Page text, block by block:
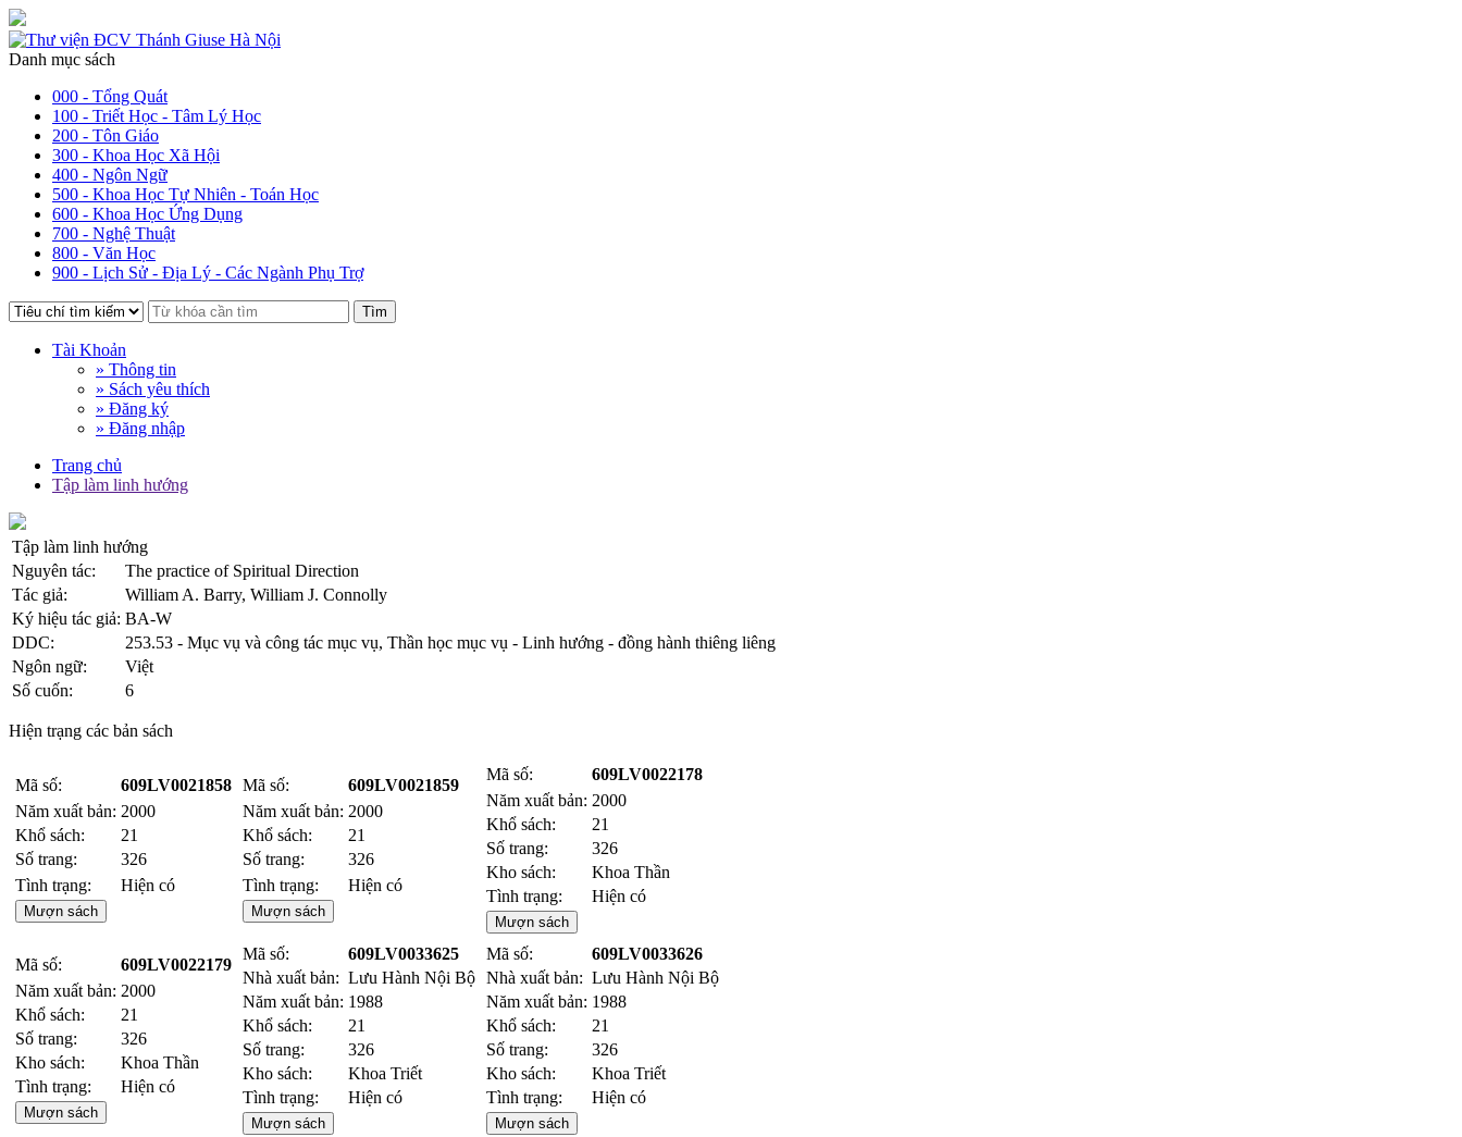
Danh mục sách
000 - Tổng Quát
100 - Triết Học - Tâm Lý Học
200 - Tôn Giáo
300 - Khoa Học Xã Hội
400 - Ngôn Ngữ
500 - Khoa Học Tự Nhiên - Toán Học
600 - Khoa Học Ứng Dụng
700 - Nghệ Thuật
800 - Văn Học
900 - Lịch Sử - Địa Lý - Các Ngành Phụ Trợ
Tìm
Tài Khoản
» Thông tin
» Sách yêu thích
» Đăng ký
» Đăng nhập
Trang chủ
Tập làm linh hướng
Tập làm linh hướng
Nguyên tác:
The practice of Spiritual Direction
Tác giả:
William A. Barry, William J. Connolly
Ký hiệu tác giả: BA-W
DDC:
253.53 - Mục vụ và công tác mục vụ, Thần học mục vụ - Linh hướng - đồng hành thiêng liêng
Ngôn ngữ:
Việt
Số cuốn:
6
Hiện trạng các bản sách
Mã số:
609LV0021858
Năm xuất bản: 2000
Khổ sách:
21
Số trang:
326
Tình trạng:
Hiện có
Mượn sách
Mã số:
609LV0021859
Năm xuất bản: 2000
Khổ sách:
21
Số trang:
326
Tình trạng:
Hiện có
Mượn sách
Mã số:
609LV0022178
Năm xuất bản: 2000
Khổ sách:
21
Số trang:
326
Kho sách:
Khoa Thần
Tình trạng:
Hiện có
Mượn sách
Mã số:
609LV0022179
Năm xuất bản: 2000
Khổ sách:
21
Số trang:
326
Kho sách:
Khoa Thần
Tình trạng:
Hiện có
Mượn sách
Mã số:
609LV0033625
Nhà xuất bản: Lưu Hành Nội Bộ
Năm xuất bản: 1988
Khổ sách:
21
Số trang:
326
Kho sách:
Khoa Triết
Tình trạng:
Hiện có
Mượn sách
Mã số:
609LV0033626
Nhà xuất bản: Lưu Hành Nội Bộ
Năm xuất bản: 1988
Khổ sách:
21
Số trang:
326
Kho sách:
Khoa Triết
Tình trạng:
Hiện có
Mượn sách